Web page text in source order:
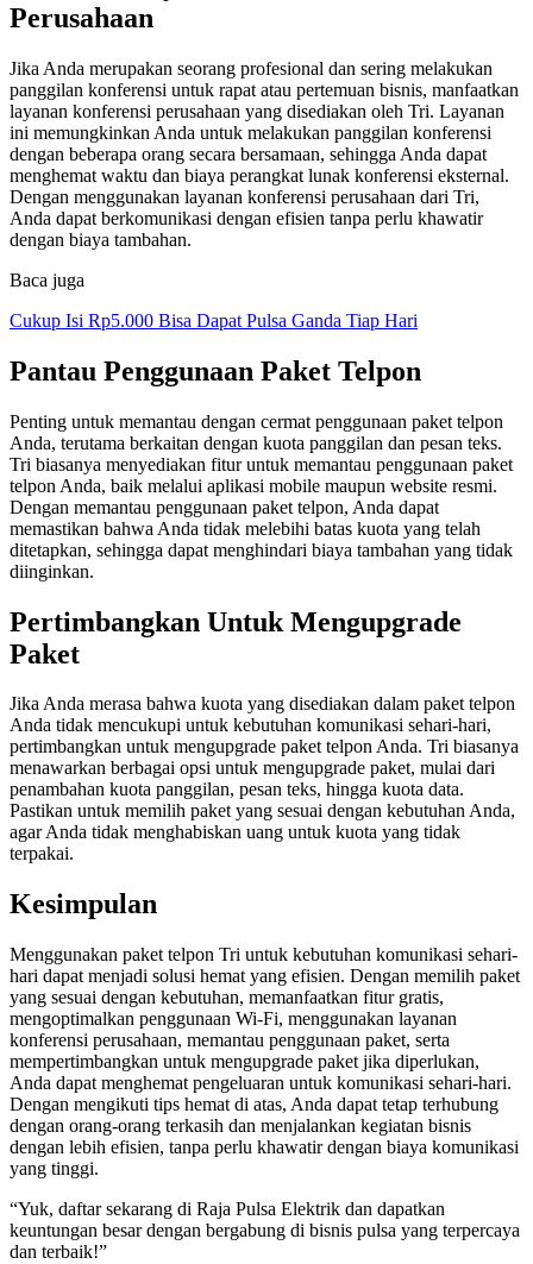
Perusahaan
Jika Anda merupakan seorang profesional dan sering melakukan
panggilan konferensi untuk rapat atau pertemuan bisnis, manfaatkan
layanan konferensi perusahaan yang disediakan oleh Tri. Layanan
ini memungkinkan Anda untuk melakukan panggilan konferensi
dengan beberapa orang secara bersamaan, sehingga Anda dapat
menghemat waktu dan biaya perangkat lunak konferensi eksternal.
Dengan menggunakan layanan konferensi perusahaan dari Tri,
Anda dapat berkomunikasi dengan efisien tanpa perlu khawatir
dengan biaya tambahan.
Baca juga
Cukup Isi Rp5.000 Bisa Dapat Pulsa Ganda Tiap Hari
Pantau Penggunaan Paket Telpon
Penting untuk memantau dengan cermat penggunaan paket telpon
Anda, terutama berkaitan dengan kuota panggilan dan pesan teks.
Tri biasanya menyediakan fitur untuk memantau penggunaan paket
telpon Anda, baik melalui aplikasi mobile maupun website resmi.
Dengan memantau penggunaan paket telpon, Anda dapat
memastikan bahwa Anda tidak melebihi batas kuota yang telah
ditetapkan, sehingga dapat menghindari biaya tambahan yang tidak
diinginkan.
Pertimbangkan Untuk Mengupgrade
Paket
Jika Anda merasa bahwa kuota yang disediakan dalam paket telpon
Anda tidak mencukupi untuk kebutuhan komunikasi sehari-hari,
pertimbangkan untuk mengupgrade paket telpon Anda. Tri biasanya
menawarkan berbagai opsi untuk mengupgrade paket, mulai dari
penambahan kuota panggilan, pesan teks, hingga kuota data.
Pastikan untuk memilih paket yang sesuai dengan kebutuhan Anda,
agar Anda tidak menghabiskan uang untuk kuota yang tidak
terpakai.
Kesimpulan
Menggunakan paket telpon Tri untuk kebutuhan komunikasi sehari-
hari dapat menjadi solusi hemat yang efisien. Dengan memilih paket
yang sesuai dengan kebutuhan, memanfaatkan fitur gratis,
mengoptimalkan penggunaan Wi-Fi, menggunakan layanan
konferensi perusahaan, memantau penggunaan paket, serta
mempertimbangkan untuk mengupgrade paket jika diperlukan,
Anda dapat menghemat pengeluaran untuk komunikasi sehari-hari.
Dengan mengikuti tips hemat di atas, Anda dapat tetap terhubung
dengan orang-orang terkasih dan menjalankan kegiatan bisnis
dengan lebih efisien, tanpa perlu khawatir dengan biaya komunikasi
yang tinggi.
“Yuk, daftar sekarang di Raja Pulsa Elektrik dan dapatkan
keuntungan besar dengan bergabung di bisnis pulsa yang terpercaya
dan terbaik!”